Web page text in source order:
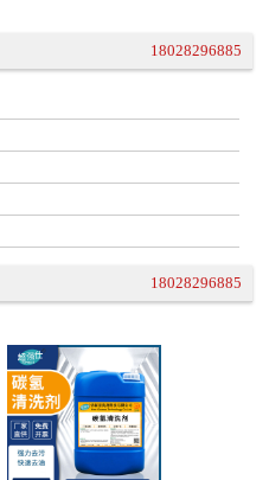
18028296885
18028296885